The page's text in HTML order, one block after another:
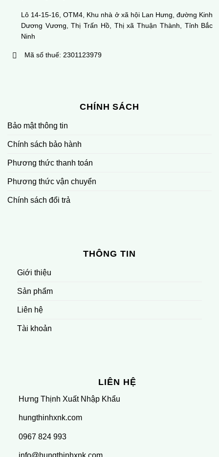
Lô 14-15-16, OTM4, Khu nhà ở xã hội Lan Hưng, đường Kinh
Dương Vương, Thị Trấn Hồ, Thị xã Thuận Thành, Tỉnh Bắc
Ninh
Mã số thuế: 2301123979
CHÍNH SÁCH
Bảo mật thông tin
Chính sách bảo hành
Phương thức thanh toán
Phương thức vận chuyển
Chính sách đổi trả
THÔNG TIN
Giới thiệu
Sản phẩm
Liên hệ
Tài khoản
LIÊN HỆ
Hưng Thịnh Xuất Nhập Khẩu
hungthinhxnk.com
0967 824 993
info@hungthinhxnk.com